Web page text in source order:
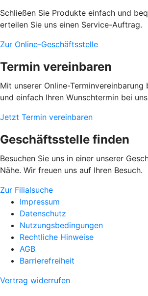
Schließen Sie Produkte einfach und
erteilen Sie uns einen Service-Auftrag.
Zur Online-Geschäftsstelle
Termin vereinbaren
Mit unserer Online-Terminvereinbarung
und einfach Ihren Wunschtermin bei
Jetzt Termin vereinbaren
Geschäftsstelle finden
Besuchen Sie uns in einer unserer
Nähe. Wir freuen uns auf Ihren Besuch.
Zur Filialsuche
Impressum
Datenschutz
Nutzungsbedingungen
Rechtliche Hinweise
AGB
Barrierefreiheit
Vertrag widerrufen